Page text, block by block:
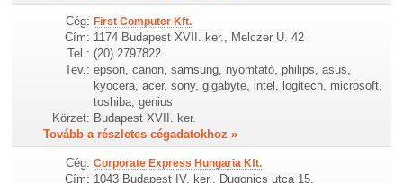
Cég: First Computer Kft.
Cím: 1174 Budapest XVII. ker., Melczer U. 42
Tel.: (20) 2797822
Tev.: epson, canon, samsung, nyomtató, philips, asus,
kyocera, acer, sony, gigabyte, intel, logitech, microsoft,
toshiba, genius
Körzet: Budapest XVII. ker.
Tovább a részletes cégadatokhoz »
Cég: Corporate Express Hungaria Kft.
Cím: 1043 Budapest IV. ker., Dugonics utca 15.